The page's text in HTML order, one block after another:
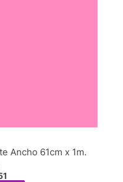
Ancho 61cm x 1m.